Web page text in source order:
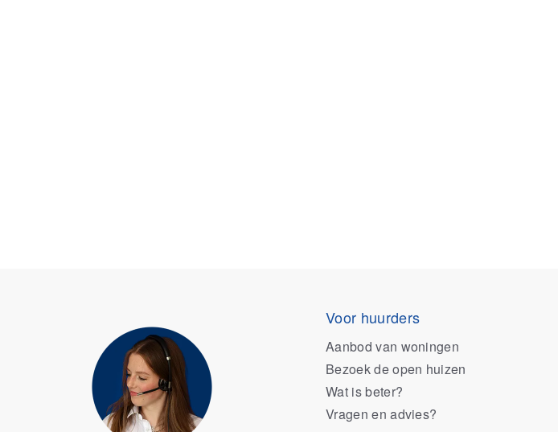
Voor huurders
Aanbod van woningen
Bezoek de open huizen
Wat is beter?
Vragen en advies?